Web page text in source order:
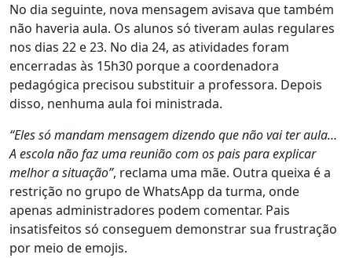
No dia seguinte, nova mensagem avisava que também
não haveria aula. Os alunos só tiveram aulas regulares
nos dias 22 e 23. No dia 24, as atividades foram
encerradas às 15h30 porque a coordenadora
pedagógica precisou substituir a professora. Depois
disso, nenhuma aula foi ministrada.
“Eles só mandam mensagem dizendo que não vai ter aula…
A escola não faz uma reunião com os pais para explicar
melhor a situação”, reclama uma mãe. Outra queixa é a
restrição no grupo de WhatsApp da turma, onde
apenas administradores podem comentar. Pais
insatisfeitos só conseguem demonstrar sua frustração
por meio de emojis.